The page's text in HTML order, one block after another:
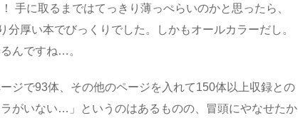
手に取るまではてっきり薄っぺらいのかと思ったら、
分厚い本でびっくりでした。しかもオールカラーだし。
んですね…。
ジで93体、その他のページを入れて150体以上収録との
がいない…」というのはあるものの、冒頭にやなせたか